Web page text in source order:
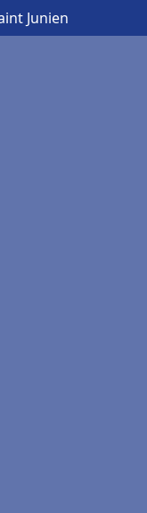
Junien